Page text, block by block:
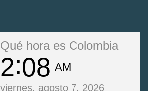
Qué hora es Colombia
2 08 AM
viernes, agosto 7, 2026